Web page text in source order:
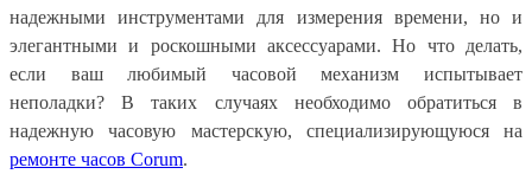
надежными инструментами для измерения времени, но и
элегантными и роскошными аксессуарами. Но что делать,
если ваш любимый часовой механизм испытывает
неполадки? В таких случаях необходимо обратиться в
надежную часовую мастерскую, специализирующуюся на
ремонте часов Corum.